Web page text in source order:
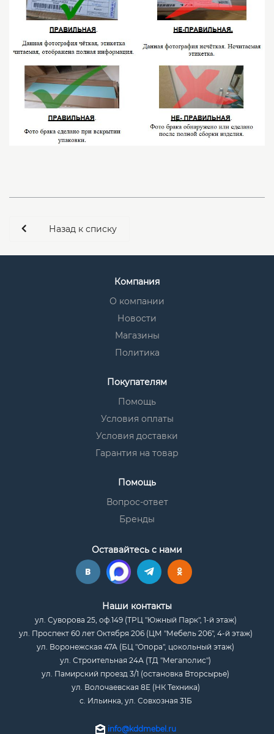
Назад к списку
Компания
О компании
Новости
Магазины
Политика
Покупателям
Помощь
Условия оплаты
Условия доставки
Гарантия на товар
Помощь
Вопрос-ответ
Бренды
Оставайтесь с нами
Наши контакты
ул. Суворова 25, оф.149 (ТРЦ "Южный Парк", 1-й этаж)
ул. Проспект 60 лет Октября 206 (ЦМ "Мебель 206", 4-й этаж)
ул. Воронежская 47А (БЦ "Опора", цокольный этаж)
ул. Строительная 24А (ТД "Мегаполис")
ул. Памирский проезд 3/1 (остановка Вторсырье)
ул. Волочаевская 8Е (НК Техника)
с. Ильинка, ул. Совхозная 31Б
info@kddmebel.ru